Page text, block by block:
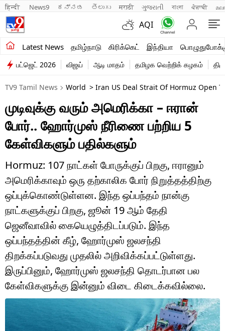
हिन्दी News9 ಕನ್ನಡ తెలుగు मराठी ગુજરાતી বাংলা ਪੰਜਾਬੀ
AQI
Latest News தமிழ்நாடு கிரிக்கெட் இந்தியா
சமீபத்திய செய்திகள்
தமிழ்நாடு
இந்தியா
உலகம்
விளையாட்டு
பொழுதுபோக்கு
லைஃப்ஸ்டைல்
வணிகம்
டெக்னாலஜி
ஆன்மீகம்
வைரல்
ஹெஃல்த்
ஷார்ட் வீடியோஸ்
பட்ஜெட் 2026 விஜய் ஆடி மாதம் தமிழக வெற்றிக் கழகம்
TV9 Tamil News World > Iran US Deal Strait Of Hormuz Open
முடிவுக்கு வரும் அமெரிக்கா – ஈரான்
போர்.. ஹோர்முஸ் நீரிணை பற்றிய 5
கேள்விகளும் பதில்களும்
Hormuz: 107 நாட்கள் போருக்குப் பிறகு, ஈரானும்
அமெரிக்காவும் ஒரு தற்காலிக போர் நிறுத்தத்திற்கு
ஒப்புக்கொண்டுள்ளன. இந்த ஒப்பந்தம் நான்கு
நாட்களுக்குப் பிறகு, ஜூன் 19 ஆம் தேதி
ஜெனீவாவில் கையெழுத்திடப்படும். இந்த
ஒப்பந்தத்தின் கீழ், ஹோர்முஸ் ஜலசந்தி
திறக்கப்படுவது முதலில் அறிவிக்கப்பட்டுள்ளது.
இருப்பினும், ஹோர்முஸ் ஜலசந்தி தொடர்பான பல
கேள்விகளுக்கு இன்னும் விடை கிடைக்கவில்லை.